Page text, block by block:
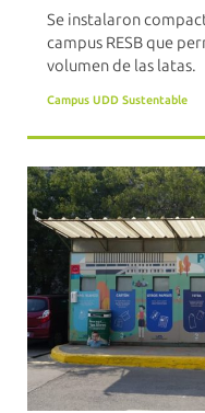
Se instalaron
campus RESB que
volumen de las latas.
Campus UDD Sustentable